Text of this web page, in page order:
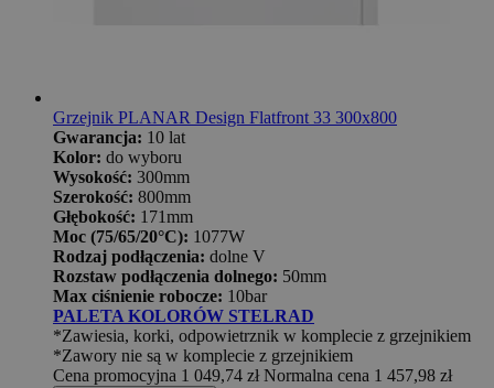
Grzejnik PLANAR Design Flatfront 33 300x800
Gwarancja: 10 lat
Kolor: do wyboru
Wysokość: 300mm
Szerokość: 800mm
Głębokość: 171mm
Moc (75/65/20°C): 1077W
Rodzaj podłączenia: dolne V
Rozstaw podłączenia dolnego: 50mm
Max ciśnienie robocze: 10bar
PALETA KOLORÓW STELRAD
*Zawiesia, korki, odpowietrznik w komplecie z grzejnikiem
*Zawory nie są w komplecie z grzejnikiem
Cena promocyjna 1 049,74 zł Normalna cena 1 457,98 zł